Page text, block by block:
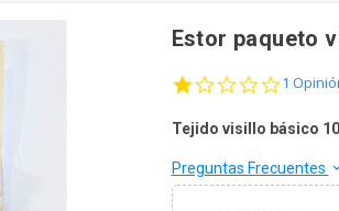
Estor paqueto
1.0 star
1
Tejido visillo básico
Preguntas Frecuentes